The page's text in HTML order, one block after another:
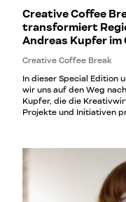
Creative Coffee
transformiert
Andreas Kupfer im
Creative Coffee Break
In dieser Special Edition
wir uns auf den Weg
Kupfer, die die
Projekte und Initiativen